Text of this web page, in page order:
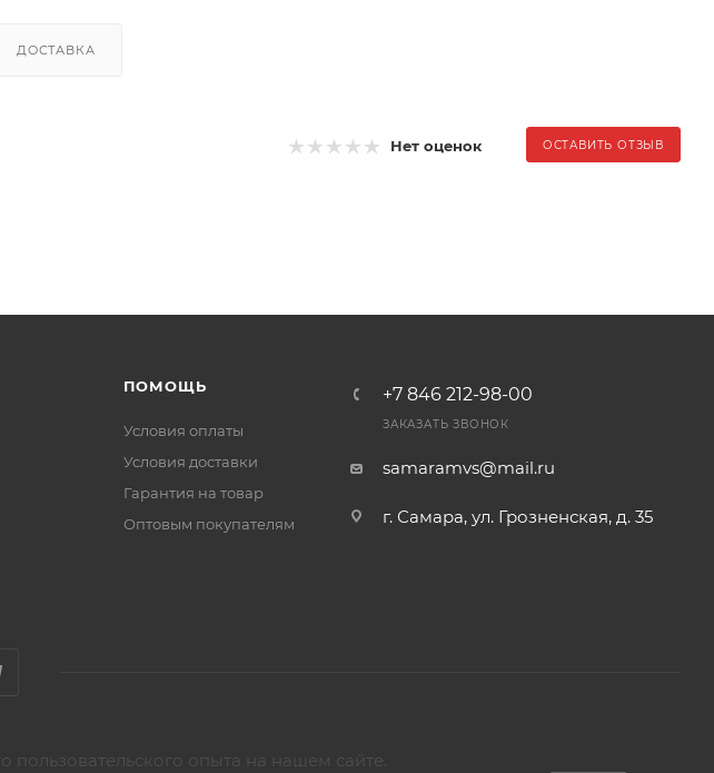
ДОСТАВКА
Нет оценок ОСТАВИТЬ ОТЗЫВ
ПОМОЩЬ
Условия оплаты
Условия доставки
Гарантия на товар
Оптовым покупателям
+7 846 212-98-00
ЗАКАЗАТЬ ЗВОНОК
samaramvs@mail.ru
г. Самара, ул. Грозненская, д. 35
опыта на нашем сайте.